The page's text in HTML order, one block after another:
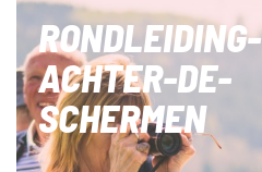
RONDLEIDING-
ACHTER-DE-
SCHERMEN